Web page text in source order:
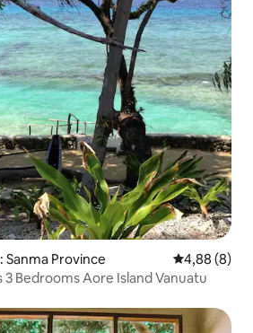
Province Średnia
4,88 (8)
Bedrooms Aore Island Vanuatu